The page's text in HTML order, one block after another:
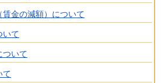
金の減額）について
いて
ついて
て